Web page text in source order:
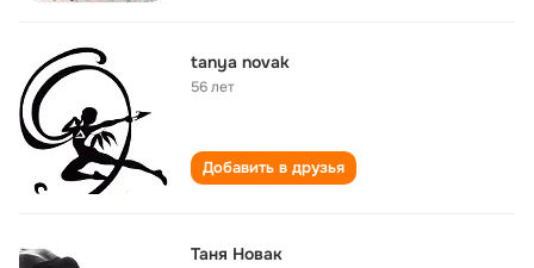
tanya novak
56 лет
Добавить в друзья
Таня Новак